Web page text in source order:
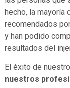
hecho, la mayoría
recomendados
y han podido
resultados del
El éxito de
nuestros